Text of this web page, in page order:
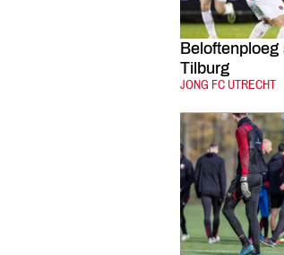
Tilburg
CATEGORIE:
JONG FC UTRECHT